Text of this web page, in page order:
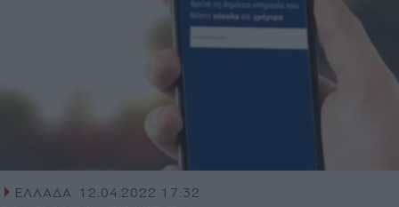
ΕΛΛΑΔΑ 12.04.2022 17:32